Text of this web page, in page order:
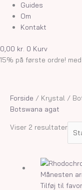
Guides
Om
Kontakt
0,00 kr. 0 Kurv
15% på første ordre!
Forside / Krystal /
Botswana agat
Viser 2 resultater
Tilføj til